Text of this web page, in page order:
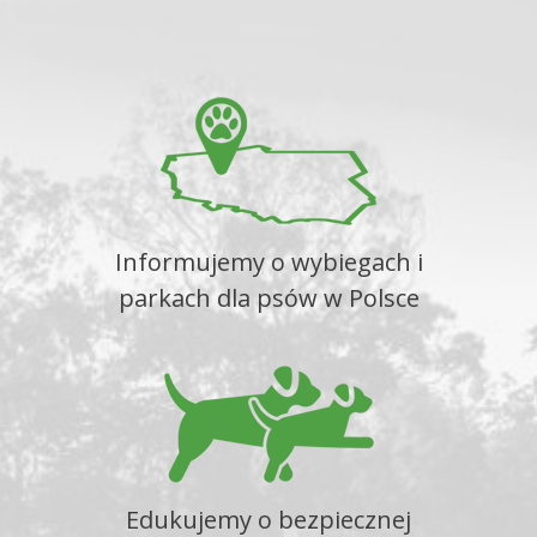
Informujemy o wybiegach i
parkach dla psów w Polsce
Edukujemy o bezpiecznej